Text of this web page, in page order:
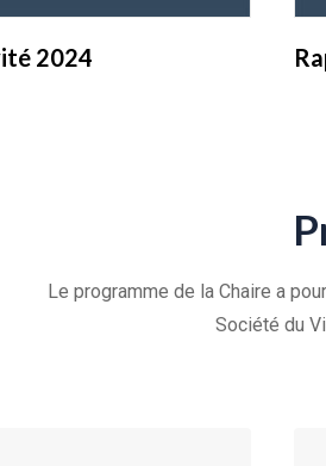
2024
Le programme de la Chaire a
Société du